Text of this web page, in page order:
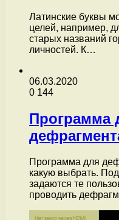
Латинские буквы
целей, например,
старых названий
личностей. К…
06.03.2020
0 144
Программа
Программа для
какую выбрать.
задаются те
проводить